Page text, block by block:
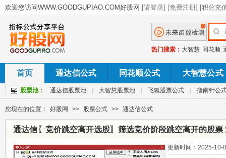
热门搜索： 大智慧 同花顺
首页 通达信公式 同花顺公式 大智慧公式
股票池： 通达信股票池 大智慧股票池 飞狐股票公式 指南针公
您现在的位置： 好股网 >> 股票公式 >> 通达信公式
通达信〖竞价跳空高开选股〗筛选竞价阶段跳空高开的股票
更新时间： 2025-10-